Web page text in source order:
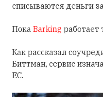
списываются деньги
Пока Barking работает
Как рассказал
Биттман, сервис
ЕС.